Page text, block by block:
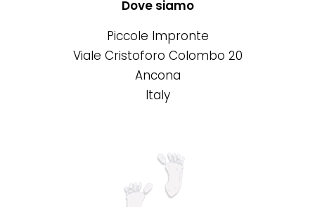
Le
possono
essere
scelte
nella
prodotto
Dove siamo
Piccole Impronte
Viale Cristoforo Colombo 20
Ancona
Italy